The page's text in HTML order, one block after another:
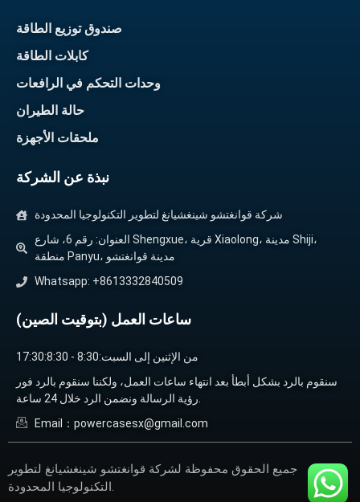
صندوق توزيع الطاقة
كابلات الطاقة
وحدات التحكم في الرافعات
حالة الطيران
ملحقات الأجهزة
نبذة عن الشركة
شركة قوانغتشو شينغشيانغ لتطوير التكنولوجيا المحدودة
العنوان: رقم 6، شارع Shengxue، قرية Xiaolong، مدينة Shiji،
منطقة Panyu، مدينة قوانغتشو
Whatsapp: +8613332840509
ساعات العمل (بتوقيت الصين)
من الإثنين إلى السبت:8:30 - 17:30:8:30
سنقوم بالرد بشكل أبطأ بعد انتهاء ساعات العمل، ولكننا سنقوم بالرد فور
رؤية الرسالة ونضمن الرد خلال 24 ساعة.
Email：powercasesx@gmail.com
جميع الحقوق محفوظة لشركة قوانغتشو شينغشيانغ لتطوير
التكنولوجيا المحدودة.